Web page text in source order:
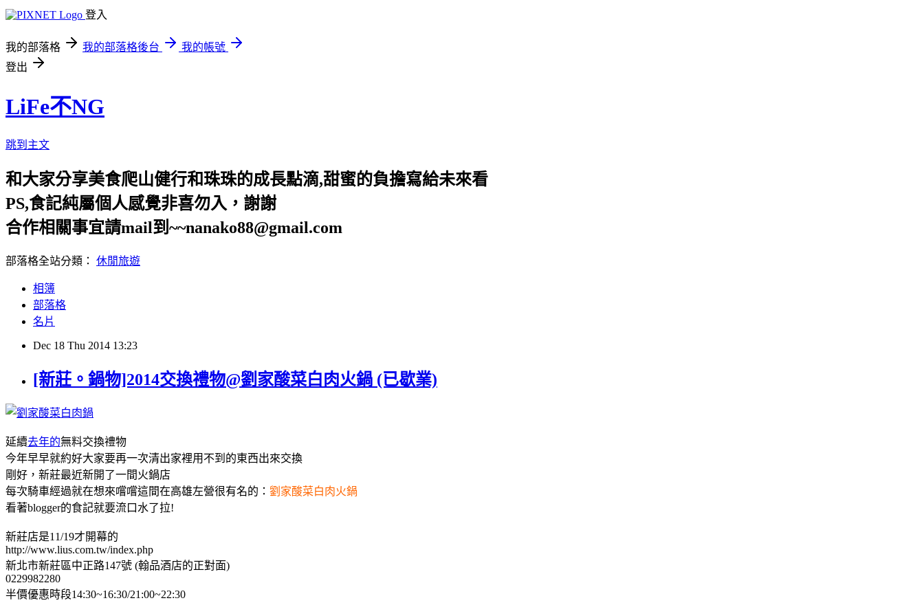
登入
我的部落格 我的部落格後台
我的帳號
登出
LiFe不NG
跳到主文
和大家分享美食爬山健行和珠珠的成長點滴,甜蜜的負擔寫給未來看
PS,食記純屬個人感覺非喜勿入，謝謝
合作相關事宜請mail到~~nanako88@gmail.com
部落格全站分類： 休閒旅遊
相簿
部落格
名片
Dec 18 Thu 2014 13:23
[新莊。鍋物]2014交換禮物@劉家酸菜白肉火鍋 (已歇業)
延續去年的無料交換禮物
今年早早就約好大家要再一次清出家裡用不到的東西出來交換
剛好，新莊最近新開了一間火鍋店
每次騎車經過就在想來嚐嚐這間在高雄左營很有名的： 劉家酸菜白肉火鍋
看著blogger的食記就要流口水了拉!
新莊店是11/19才開幕的
http://www.lius.com.tw/index.php
新北市新莊區中正路147號 (翰品酒店的正對面)
0229982280
半價優惠時段14:30~16:30/21:00~22:30